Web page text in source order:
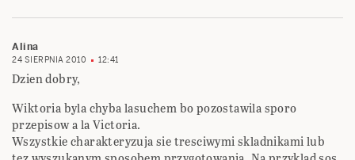
Alina
24 SIERPNIA 2010 12:41
Dzien dobry,
Wiktoria byla chyba lasuchem bo pozostawila sporo
przepisow a la Victoria.
Wszystkie charakteryzuja sie tresciwymi skladnikami lub